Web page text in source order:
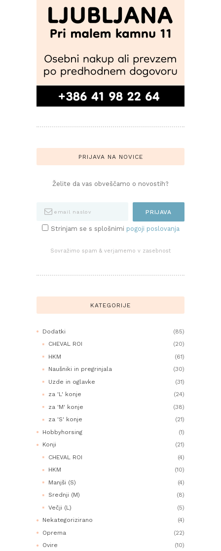
PRIJAVA NA NOVICE
Želite da vas obveščamo o novostih?
Strinjam se s splošnimi pogoji poslovanja
Sovražimo spam & verjamemo v zasebnost
KATEGORIJE
Dodatki
(85)
CHEVAL ROI
(20)
HKM
(61)
Naušniki in pregrinjala
(30)
Uzde in oglavke
(31)
za 'L' konje
(24)
za 'M' konje
(38)
za 'S' konje
(21)
Hobbyhorsing
(1)
Konji
(21)
CHEVAL ROI
(4)
HKM
(10)
Manjši (S)
(4)
Srednji (M)
(8)
Večji (L)
(5)
Nekategorizirano
(4)
Oprema
(22)
Ovire
(10)